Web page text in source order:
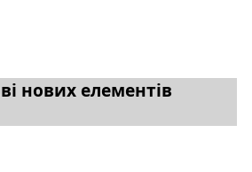
нових елементів